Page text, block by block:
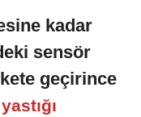
kadar
sensör
geçirince